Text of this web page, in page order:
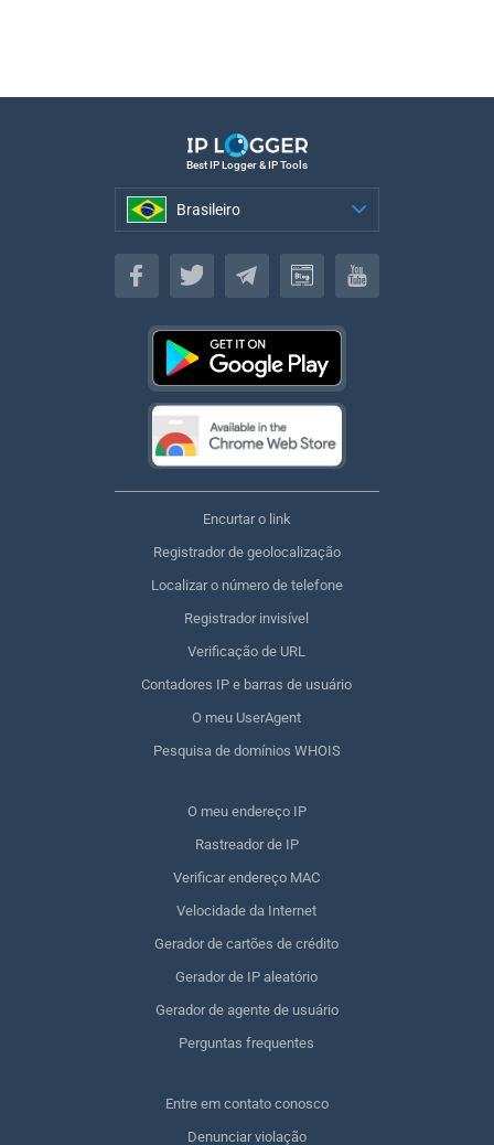
Best IP Logger & IP Tools
Brasileiro
Brasileiro
Encurtar o link
Registrador de geolocalização
Localizar o número de telefone
Registrador invisível
Verificação de URL
Contadores IP e barras de usuário
O meu UserAgent
Pesquisa de domínios WHOIS
O meu endereço IP
Rastreador de IP
Verificar endereço MAC
Velocidade da Internet
Gerador de cartões de crédito
Gerador de IP aleatório
Gerador de agente de usuário
Perguntas frequentes
Entre em contato conosco
Denunciar violação